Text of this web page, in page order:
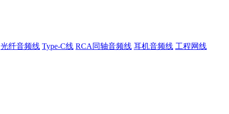
光纤音频线 Type-C线 RCA同轴音频线 耳机音频线 工程网线